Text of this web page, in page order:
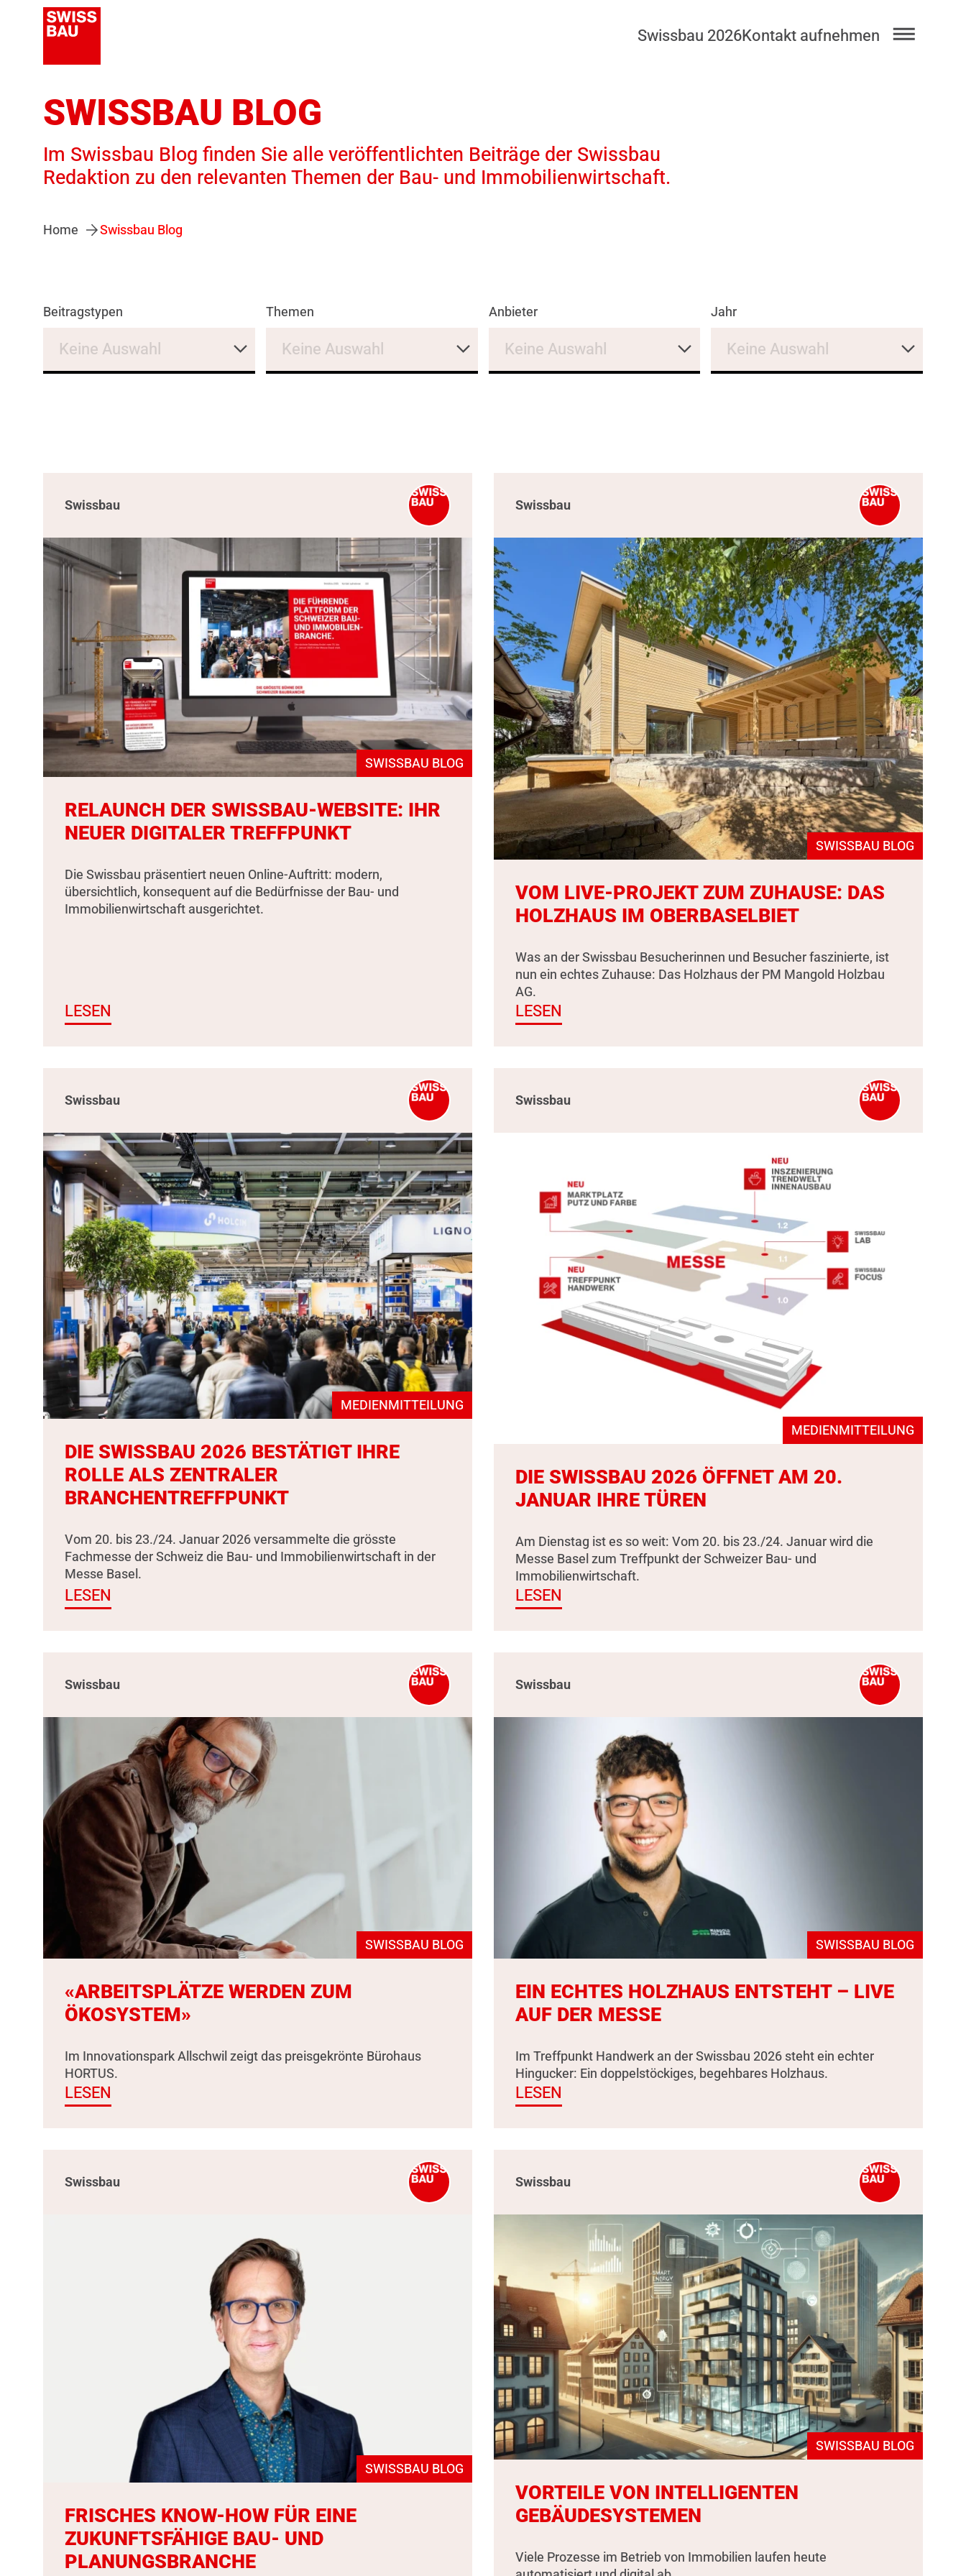
Swissbau 2026Kontakt aufnehmen
SWISSBAU BLOG
Im Swissbau Blog finden Sie alle veröffentlichten Beiträge der Swissbau
Redaktion zu den relevanten Themen der Bau- und Immobilienwirtschaft.
Home Swissbau Blog
Beitragstypen
Keine Auswahl
Themen
Keine Auswahl
Anbieter
Keine Auswahl
Jahr
Keine Auswahl
Swissbau
SWISSBAU BLOG
RELAUNCH DER SWISSBAU-WEBSITE: IHR
NEUER DIGITALER TREFFPUNKT
Die Swissbau präsentiert neuen Online-Auftritt: modern,
übersichtlich, konsequent auf die Bedürfnisse der Bau- und
Immobilienwirtschaft ausgerichtet.
LESEN
Swissbau
SWISSBAU BLOG
VOM LIVE-PROJEKT ZUM ZUHAUSE: DAS
HOLZHAUS IM OBERBASELBIET
Was an der Swissbau Besucherinnen und Besucher faszinierte, ist
nun ein echtes Zuhause: Das Holzhaus der PM Mangold Holzbau
AG.
LESEN
Swissbau
MEDIENMITTEILUNG
DIE SWISSBAU 2026 BESTÄTIGT IHRE
ROLLE ALS ZENTRALER
BRANCHENTREFFPUNKT
Vom 20. bis 23./24. Januar 2026 versammelte die grösste
Fachmesse der Schweiz die Bau- und Immobilienwirtschaft in der
Messe Basel.
LESEN
Swissbau
MEDIENMITTEILUNG
DIE SWISSBAU 2026 ÖFFNET AM 20.
JANUAR IHRE TÜREN
Am Dienstag ist es so weit: Vom 20. bis 23./24. Januar wird die
Messe Basel zum Treffpunkt der Schweizer Bau- und
Immobilienwirtschaft.
LESEN
Swissbau
SWISSBAU BLOG
«ARBEITSPLÄTZE WERDEN ZUM
ÖKOSYSTEM»
Im Innovationspark Allschwil zeigt das preisgekrönte Bürohaus
HORTUS.
LESEN
Swissbau
SWISSBAU BLOG
EIN ECHTES HOLZHAUS ENTSTEHT – LIVE
AUF DER MESSE
Im Treffpunkt Handwerk an der Swissbau 2026 steht ein echter
Hingucker: Ein doppelstöckiges, begehbares Holzhaus.
LESEN
Swissbau
SWISSBAU BLOG
FRISCHES KNOW-HOW FÜR EINE
ZUKUNFTSFÄHIGE BAU- UND
PLANUNGSBRANCHE
Swissbau
SWISSBAU BLOG
VORTEILE VON INTELLIGENTEN
GEBÄUDESYSTEMEN
Viele Prozesse im Betrieb von Immobilien laufen heute